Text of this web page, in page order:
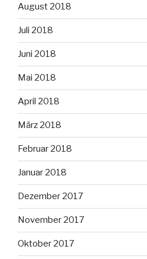
August 2018
Juli 2018
Juni 2018
Mai 2018
April 2018
März 2018
Februar 2018
Januar 2018
Dezember 2017
November 2017
Oktober 2017